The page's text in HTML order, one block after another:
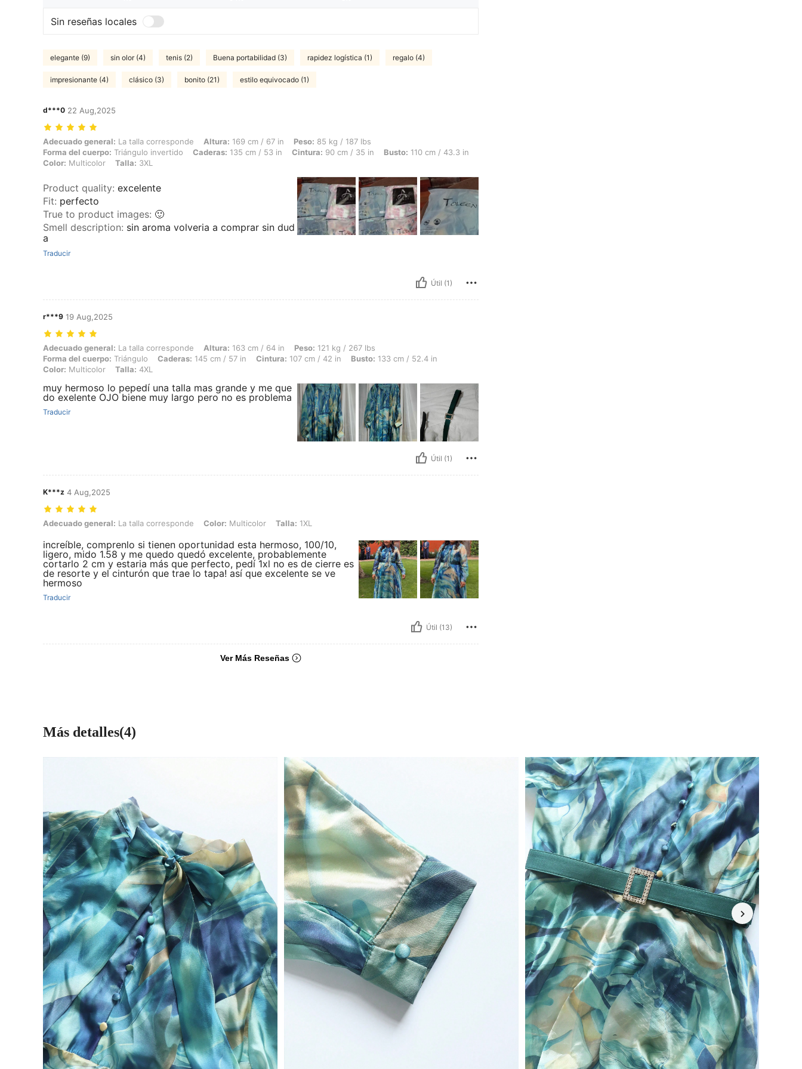
Sin reseñas locales
elegante (9) sin olor (4) tenis (2) Buena portabilidad (3) rapidez logística (1) regalo (4)
impresionante (4) clásico (3) bonito (21) estilo equivocado (1)
d***0 22 Aug,2025
Adecuado general: La talla corresponde, Altura: 169 cm / 67 in, Peso: 85 kg / 187 lbs, Forma del cuerpo: Triángulo invertido, Caderas: 135 cm / 53 in, Cintura: 90 cm / 35 in, Busto: 110 cm / 43.3 in, Color: Multicolor, Talla: 3XL
Adecuado general: La talla corresponde Altura: 169 cm / 67 in Peso: 85 kg / 187 lbs
Forma del cuerpo: Triángulo invertido Caderas: 135 cm / 53 in Cintura: 90 cm / 35 in Busto: 110 cm / 43.3 in
Color: Multicolor Talla: 3XL
Product quality: excelente
Fit: perfecto
True to product images: 🙂
Smell description: sin aroma volveria a comprar sin dud
a
Traducir
Útil (1)
r***9 19 Aug,2025
Adecuado general: La talla corresponde, Altura: 163 cm / 64 in, Peso: 121 kg / 267 lbs, Forma del cuerpo: Triángulo, Caderas: 145 cm / 57 in, Cintura: 107 cm / 42 in, Busto: 133 cm / 52.4 in, Color: Multicolor, Talla: 4XL
Adecuado general: La talla corresponde Altura: 163 cm / 64 in Peso: 121 kg / 267 lbs
Forma del cuerpo: Triángulo Caderas: 145 cm / 57 in Cintura: 107 cm / 42 in Busto: 133 cm / 52.4 in
Color: Multicolor Talla: 4XL
muy hermoso lo pepedí una talla mas grande y me que
do exelente OJO biene muy largo pero no es problema
Traducir
Útil (1)
K***z 4 Aug,2025
Adecuado general: La talla corresponde, Color: Multicolor, Talla: 1XL
Adecuado general: La talla corresponde Color: Multicolor Talla: 1XL
increíble, comprenlo si tienen oportunidad esta hermoso, 100/10,
ligero, mido 1.58 y me quedo quedó excelente, probablemente
cortarlo 2 cm y estaria más que perfecto, pedí 1xl no es de cierre es
de resorte y el cinturón que trae lo tapa! así que excelente se ve
hermoso
Traducir
Útil (13)
Ver Más Reseñas
Más detalles(4)